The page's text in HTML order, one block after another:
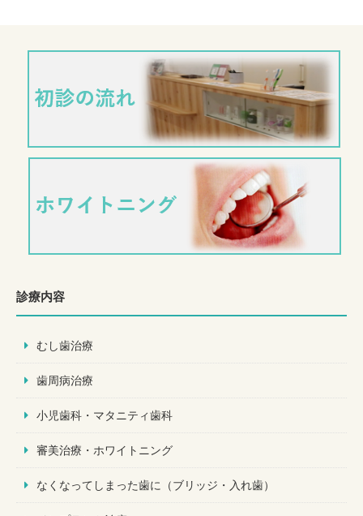
診療内容
むし歯治療
歯周病治療
小児歯科・マタニティ歯科
審美治療・ホワイトニング
なくなってしまった歯に（ブリッジ・入れ歯）